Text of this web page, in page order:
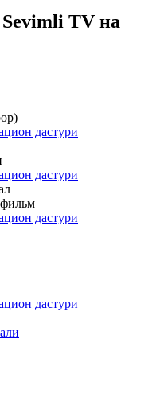
Sevimli TV на
дастури
дастури
дастури
дастури